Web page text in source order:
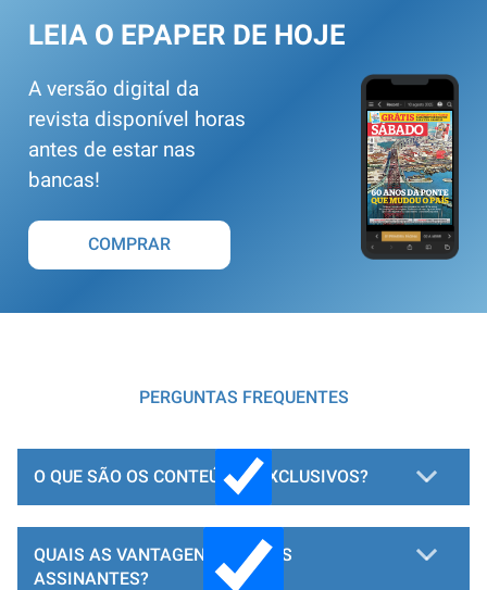
LEIA O EPAPER DE HOJE
A versão digital da
revista disponível horas
antes de estar nas
bancas!
COMPRAR
PERGUNTAS FREQUENTES
O QUE SÃO OS CONTEÚDOS EXCLUSIVOS?
QUAIS AS VANTAGENS PARA OS
ASSINANTES?